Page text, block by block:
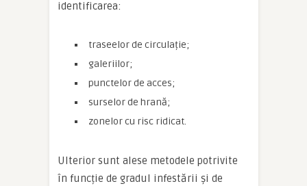
identificarea:
traseelor de circulație;
galeriilor;
punctelor de acces;
surselor de hrană;
zonelor cu risc ridicat.
Ulterior sunt alese metodele potrivite
în funcție de gradul infestării și de